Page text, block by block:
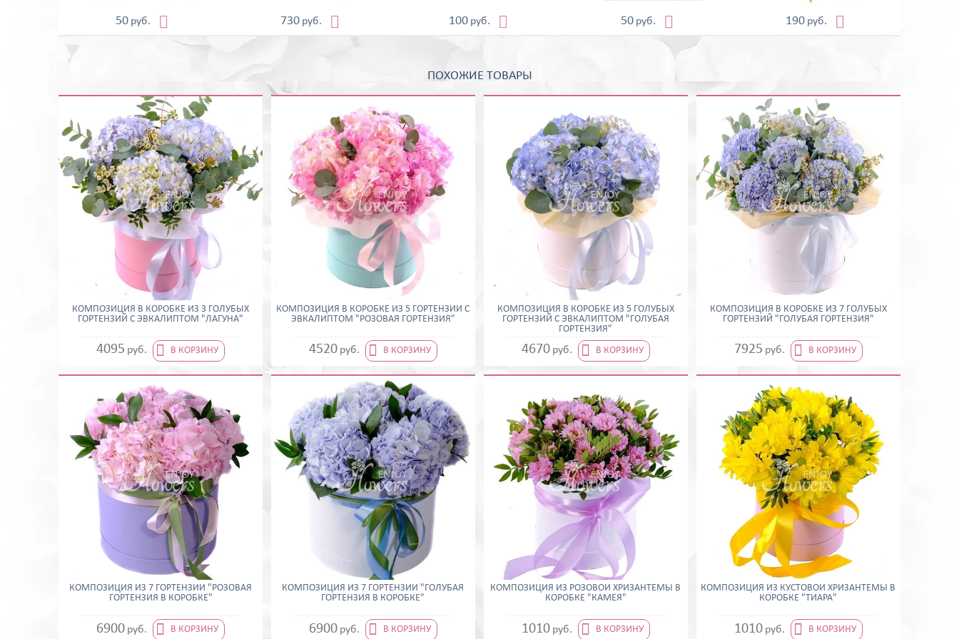
50 руб.  730 руб.  100 руб.  50 руб.  190 руб. 
ПОХОЖИЕ ТОВАРЫ
КОМПОЗИЦИЯ В КОРОБКЕ ИЗ 3 ГОЛУБЫХ
ГОРТЕНЗИЙ С ЭВКАЛИПТОМ "ЛАГУНА"
4095 руб.  В КОРЗИНУ
КОМПОЗИЦИЯ В КОРОБКЕ ИЗ 5 ГОРТЕНЗИЙ С
ЭВКАЛИПТОМ "РОЗОВАЯ ГОРТЕНЗИЯ"
4520 руб.  В КОРЗИНУ
КОМПОЗИЦИЯ В КОРОБКЕ ИЗ 5 ГОЛУБЫХ
ГОРТЕНЗИЙ С ЭВКАЛИПТОМ "ГОЛУБАЯ
ГОРТЕНЗИЯ"
4670 руб.  В КОРЗИНУ
КОМПОЗИЦИЯ В КОРОБКЕ ИЗ 7 ГОЛУБЫХ
ГОРТЕНЗИЙ "ГОЛУБАЯ ГОРТЕНЗИЯ"
7925 руб.  В КОРЗИНУ
КОМПОЗИЦИЯ ИЗ 7 ГОРТЕНЗИЙ "РОЗОВАЯ
ГОРТЕНЗИЯ В КОРОБКЕ"
6900 руб.  В КОРЗИНУ
КОМПОЗИЦИЯ ИЗ 7 ГОРТЕНЗИЙ "ГОЛУБАЯ
ГОРТЕНЗИЯ В КОРОБКЕ"
6900 руб.  В КОРЗИНУ
КОМПОЗИЦИЯ ИЗ РОЗОВОЙ ХРИЗАНТЕМЫ В
КОРОБКЕ "КАМЕЯ"
1010 руб.  В КОРЗИНУ
КОМПОЗИЦИЯ ИЗ КУСТОВОЙ ХРИЗАНТЕМЫ В
КОРОБКЕ "ТИАРА"
1010 руб.  В КОРЗИНУ